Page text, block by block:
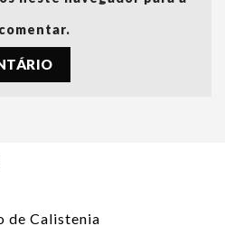
de Calistenia